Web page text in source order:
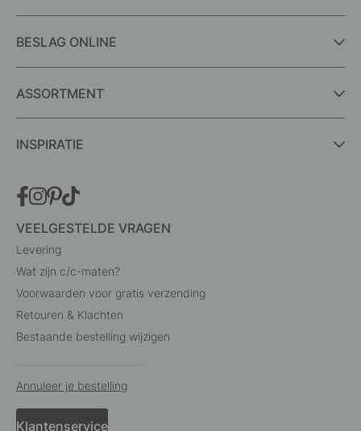
BESLAG ONLINE
ASSORTMENT
INSPIRATIE
VEELGESTELDE VRAGEN
Levering
Wat zijn c/c-maten?
Voorwaarden voor gratis verzending
Retouren & Klachten
Bestaande bestelling wijzigen
Annuleer je bestelling
Klantenservice